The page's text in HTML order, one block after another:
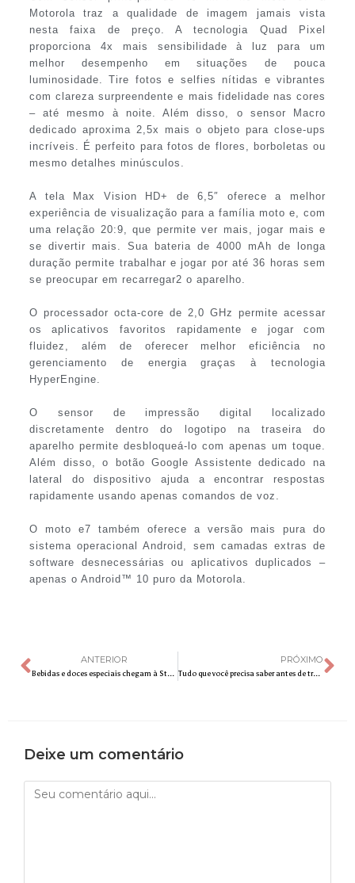
Motorola traz a qualidade de imagem jamais vista
nesta faixa de preço. A tecnologia Quad Pixel
proporciona 4x mais sensibilidade à luz para um
melhor desempenho em situações de pouca
luminosidade. Tire fotos e selfies nítidas e vibrantes
com clareza surpreendente e mais fidelidade nas cores
– até mesmo à noite. Além disso, o sensor Macro
dedicado aproxima 2,5x mais o objeto para close-ups
incríveis. É perfeito para fotos de flores, borboletas ou
mesmo detalhes minúsculos.
A tela Max Vision HD+ de 6,5″ oferece a melhor
experiência de visualização para a família moto e, com
uma relação 20:9, que permite ver mais, jogar mais e
se divertir mais. Sua bateria de 4000 mAh de longa
duração permite trabalhar e jogar por até 36 horas sem
se preocupar em recarregar2 o aparelho.
O processador octa-core de 2,0 GHz permite acessar
os aplicativos favoritos rapidamente e jogar com
fluidez, além de oferecer melhor eficiência no
gerenciamento de energia graças à tecnologia
HyperEngine.
O sensor de impressão digital localizado
discretamente dentro do logotipo na traseira do
aparelho permite desbloqueá-lo com apenas um toque.
Além disso, o botão Google Assistente dedicado na
lateral do dispositivo ajuda a encontrar respostas
rapidamente usando apenas comandos de voz.
O moto e7 também oferece a versão mais pura do
sistema operacional Android, sem camadas extras de
software desnecessárias ou aplicativos duplicados –
apenas o Android™ 10 puro da Motorola.
ANTERIOR
Bebidas e doces especiais chegam à Starbucks® para celebrar a magia do Natal
PRÓXIMO
Tudo que você precisa saber antes de trocar de anticoncepcional
Deixe um comentário